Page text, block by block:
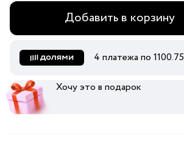
Добавить в корзину
4 платежа по 1100.75
Хочу это в подарок